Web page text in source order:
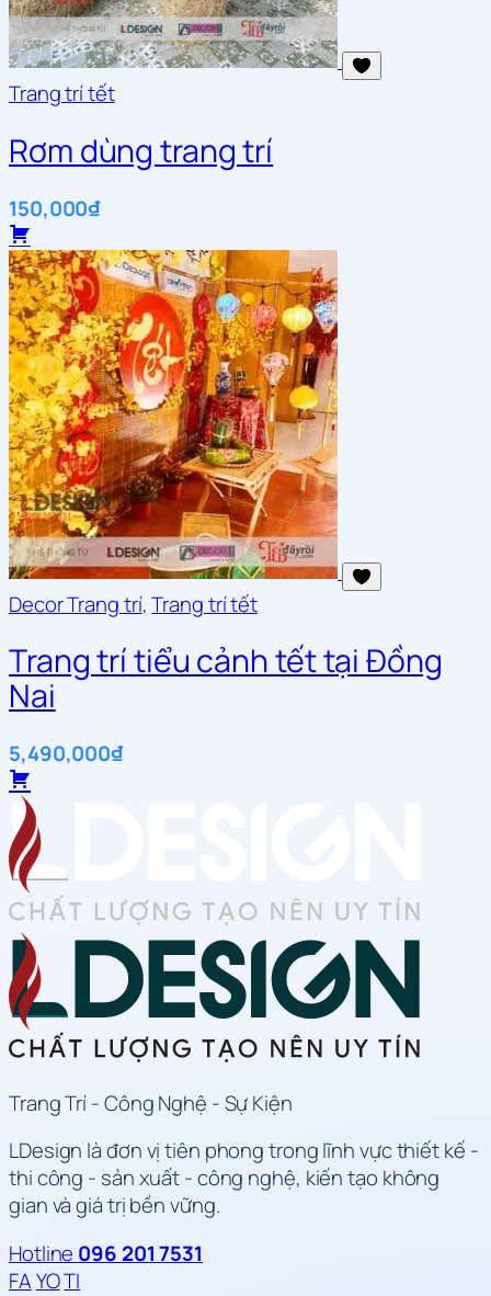
Trang trí tết
Rơm dùng trang trí
150,000₫
Decor Trang trí,Trang trí tết
Trang trí tiểu cảnh tết tại Đồng
Nai
5,490,000₫
Trang Trí - Công Nghệ - Sự Kiện
LDesign là đơn vị tiên phong trong lĩnh vực thiết kế -
thi công - sản xuất - công nghệ, kiến tạo không
gian và giá trị bền vững.
Hotline 096 201 7531
FAYOTI